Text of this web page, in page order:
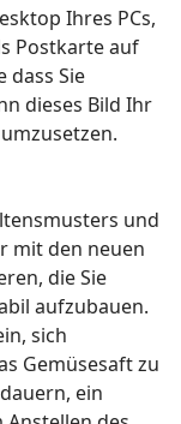
Ihres PCs,
Postkarte auf
dass Sie
dieses Bild Ihr
und
mit den neuen
die Sie
aufzubauen.
sich
Gemüsesaft zu
ein